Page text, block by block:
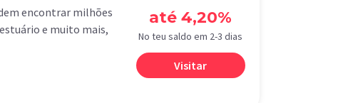
encontrar milhões
e muito mais,
até 4,20%
No teu saldo em 2-3 dias
Visitar